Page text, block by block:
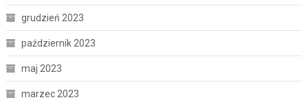
grudzień 2023
październik 2023
maj 2023
marzec 2023